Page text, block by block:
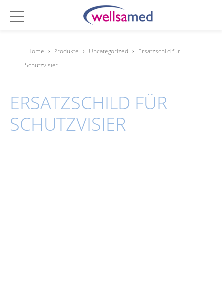
Home › Produkte › Uncategorized › Ersatzschild für
Schutzvisier
ERSATZSCHILD FÜR
SCHUTZVISIER